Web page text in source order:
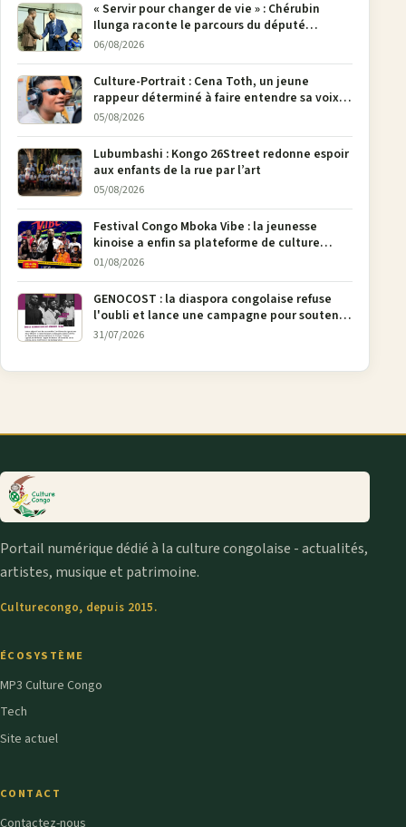
« Servir pour changer de vie » : Chérubin
Ilunga raconte le parcours du député
national Jethro Muyombi Tshimbu en 137
06/08/2026
Culture-Portrait : Cena Toth, un jeune
rappeur déterminé à faire entendre sa voix à
Bunia
05/08/2026
Lubumbashi : Kongo 26Street redonne espoir
aux enfants de la rue par l’art
05/08/2026
Festival Congo Mboka Vibe : la jeunesse
kinoise a enfin sa plateforme de culture
urbaine
01/08/2026
GENOCOST : la diaspora congolaise refuse
l'oubli et lance une campagne pour soutenir
la pétition FONAREV depuis Bruxelles
31/07/2026
Portail numérique dédié à la culture congolaise - actualités,
artistes, musique et patrimoine.
Culturecongo, depuis 2015.
ÉCOSYSTÈME
MP3 Culture Congo
Tech
Site actuel
CONTACT